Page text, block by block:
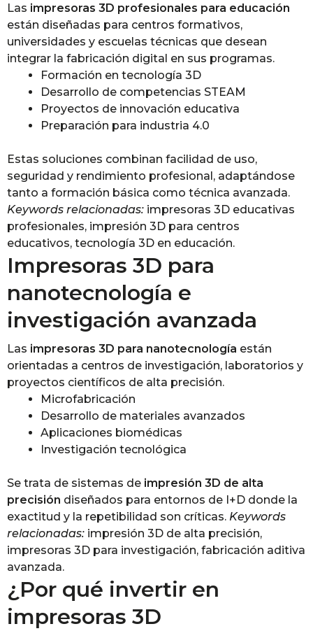
Las impresoras 3D profesionales para educación
están diseñadas para centros formativos,
universidades y escuelas técnicas que desean
integrar la fabricación digital en sus programas.
Formación en tecnología 3D
Desarrollo de competencias STEAM
Proyectos de innovación educativa
Preparación para industria 4.0
Estas soluciones combinan facilidad de uso,
seguridad y rendimiento profesional, adaptándose
tanto a formación básica como técnica avanzada.
Keywords relacionadas: impresoras 3D educativas
profesionales, impresión 3D para centros
educativos, tecnología 3D en educación.
Impresoras 3D para
nanotecnología e
investigación avanzada
Las impresoras 3D para nanotecnología están
orientadas a centros de investigación, laboratorios y
proyectos científicos de alta precisión.
Microfabricación
Desarrollo de materiales avanzados
Aplicaciones biomédicas
Investigación tecnológica
Se trata de sistemas de impresión 3D de alta
precisión diseñados para entornos de I+D donde la
exactitud y la repetibilidad son críticas. Keywords
relacionadas: impresión 3D de alta precisión,
impresoras 3D para investigación, fabricación aditiva
avanzada.
¿Por qué invertir en
impresoras 3D